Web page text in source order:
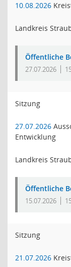
10.08.2026
Landkreis
Öffentliche
27.07.2026
Sitzung
27.07.2026
Entwicklung
Landkreis
Öffentliche
15.07.2026
Sitzung
21.07.2026